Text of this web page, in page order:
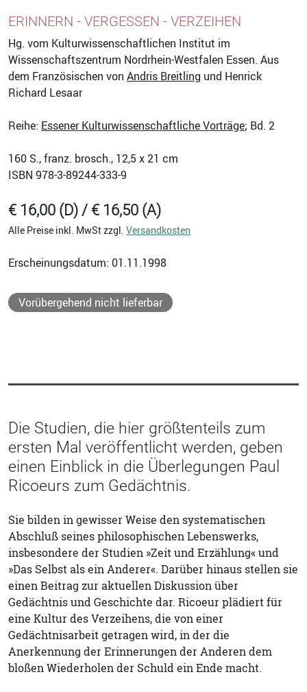
ERINNERN - VERGESSEN - VERZEIHEN
Hg. vom Kulturwissenschaftlichen Institut im
Wissenschaftszentrum Nordrhein-Westfalen Essen. Aus
dem Französischen von Andris Breitling und Henrick
Richard Lesaar
Reihe: Essener Kulturwissenschaftliche Vorträge; Bd. 2
160 S., franz. brosch., 12,5 x 21 cm
ISBN 978-3-89244-333-9
€ 16,00 (D) / € 16,50 (A)
Alle Preise inkl. MwSt zzgl. Versandkosten
Erscheinungsdatum: 01.11.1998
Vorübergehend nicht lieferbar
Die Studien, die hier größtenteils zum
ersten Mal veröffentlicht werden, geben
einen Einblick in die Überlegungen Paul
Ricoeurs zum Gedächtnis.
Sie bilden in gewisser Weise den systematischen
Abschluß seines philosophischen Lebenswerks,
insbesondere der Studien »Zeit und Erzählung« und
»Das Selbst als ein Anderer«. Darüber hinaus stellen sie
einen Beitrag zur aktuellen Diskussion über
Gedächtnis und Geschichte dar. Ricoeur plädiert für
eine Kultur des Verzeihens, die von einer
Gedächtnisarbeit getragen wird, in der die
Anerkennung der Erinnerungen der Anderen dem
bloßen Wiederholen der Schuld ein Ende macht.